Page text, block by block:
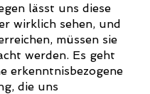
lässt uns diese
wirklich sehen, und
müssen sie
werden. Es geht
erkenntnisbezogene
die uns